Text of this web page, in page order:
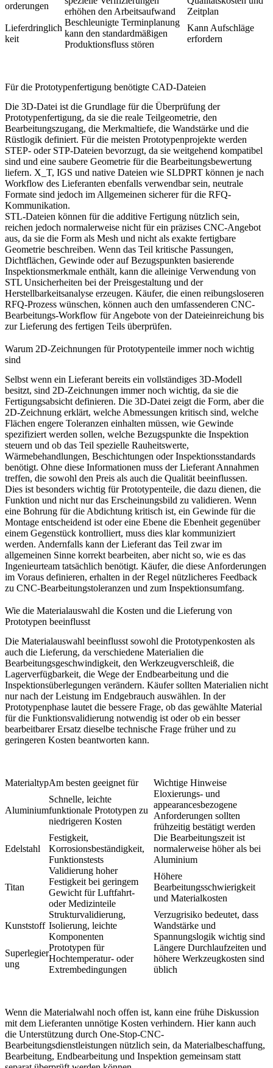
orderungen
erhöhen den Arbeitsaufwand
Zeitplan
Lieferdringlich
keit
Beschleunigte Terminplanung
kann den standardmäßigen
Produktionsfluss stören
Kann Aufschläge
erfordern
Für die Prototypenfertigung benötigte CAD-Dateien
Die 3D-Datei ist die Grundlage für die Überprüfung der
Prototypenfertigung, da sie die reale Teilgeometrie, den
Bearbeitungszugang, die Merkmaltiefe, die Wandstärke und die
Rüstlogik definiert. Für die meisten Prototypenprojekte werden
STEP- oder STP-Dateien bevorzugt, da sie weitgehend kompatibel
sind und eine saubere Geometrie für die Bearbeitungsbewertung
liefern. X_T, IGS und native Dateien wie SLDPRT können je nach
Workflow des Lieferanten ebenfalls verwendbar sein, neutrale
Formate sind jedoch im Allgemeinen sicherer für die RFQ-
Kommunikation.
STL-Dateien können für die additive Fertigung nützlich sein,
reichen jedoch normalerweise nicht für ein präzises CNC-Angebot
aus, da sie die Form als Mesh und nicht als exakte fertigbare
Geometrie beschreiben. Wenn das Teil kritische Passungen,
Dichtflächen, Gewinde oder auf Bezugspunkten basierende
Inspektionsmerkmale enthält, kann die alleinige Verwendung von
STL Unsicherheiten bei der Preisgestaltung und der
Herstellbarkeitsanalyse erzeugen. Käufer, die einen reibungsloseren
RFQ-Prozess wünschen, können auch den umfassenderen CNC-
Bearbeitungs-Workflow für Angebote von der Dateieinreichung bis
zur Lieferung des fertigen Teils überprüfen.
Warum 2D-Zeichnungen für Prototypenteile immer noch wichtig
sind
Selbst wenn ein Lieferant bereits ein vollständiges 3D-Modell
besitzt, sind 2D-Zeichnungen immer noch wichtig, da sie die
Fertigungsabsicht definieren. Die 3D-Datei zeigt die Form, aber die
2D-Zeichnung erklärt, welche Abmessungen kritisch sind, welche
Flächen engere Toleranzen einhalten müssen, wie Gewinde
spezifiziert werden sollen, welche Bezugspunkte die Inspektion
steuern und ob das Teil spezielle Rauheitswerte,
Wärmebehandlungen, Beschichtungen oder Inspektionsstandards
benötigt. Ohne diese Informationen muss der Lieferant Annahmen
treffen, die sowohl den Preis als auch die Qualität beeinflussen.
Dies ist besonders wichtig für Prototypenteile, die dazu dienen, die
Funktion und nicht nur das Erscheinungsbild zu validieren. Wenn
eine Bohrung für die Abdichtung kritisch ist, ein Gewinde für die
Montage entscheidend ist oder eine Ebene die Ebenheit gegenüber
einem Gegenstück kontrolliert, muss dies klar kommuniziert
werden. Andernfalls kann der Lieferant das Teil zwar im
allgemeinen Sinne korrekt bearbeiten, aber nicht so, wie es das
Ingenieurteam tatsächlich benötigt. Käufer, die diese Anforderungen
im Voraus definieren, erhalten in der Regel nützlicheres Feedback
zu CNC-Bearbeitungstoleranzen und zum Inspektionsumfang.
Wie die Materialauswahl die Kosten und die Lieferung von
Prototypen beeinflusst
Die Materialauswahl beeinflusst sowohl die Prototypenkosten als
auch die Lieferung, da verschiedene Materialien die
Bearbeitungsgeschwindigkeit, den Werkzeugverschleiß, die
Lagerverfügbarkeit, die Wege der Endbearbeitung und die
Inspektionsüberlegungen verändern. Käufer sollten Materialien nicht
nur nach der Leistung im Endgebrauch auswählen. In der
Prototypenphase lautet die bessere Frage, ob das gewählte Material
für die Funktionsvalidierung notwendig ist oder ob ein besser
bearbeitbarer Ersatz dieselbe technische Frage früher und zu
geringeren Kosten beantworten kann.
MaterialtypAm besten geeignet für Wichtige Hinweise
Aluminium
Schnelle, leichte
funktionale Prototypen zu
niedrigeren Kosten
Eloxierungs- und
appearancesbezogene
Anforderungen sollten
frühzeitig bestätigt werden
Edelstahl
Festigkeit,
Korrosionsbeständigkeit,
Funktionstests
Die Bearbeitungszeit ist
normalerweise höher als bei
Aluminium
Titan
Validierung hoher
Festigkeit bei geringem
Gewicht für Luftfahrt-
oder Medizinteile
Höhere
Bearbeitungsschwierigkeit
und Materialkosten
Kunststoff
Strukturvalidierung,
Isolierung, leichte
Komponenten
Verzugrisiko bedeutet, dass
Wandstärke und
Spannungslogik wichtig sind
Superlegier
ung
Prototypen für
Hochtemperatur- oder
Extrembedingungen
Längere Durchlaufzeiten und
höhere Werkzeugkosten sind
üblich
Wenn die Materialwahl noch offen ist, kann eine frühe Diskussion
mit dem Lieferanten unnötige Kosten verhindern. Hier kann auch
die Unterstützung durch One-Stop-CNC-
Bearbeitungsdienstleistungen nützlich sein, da Materialbeschaffung,
Bearbeitung, Endbearbeitung und Inspektion gemeinsam statt